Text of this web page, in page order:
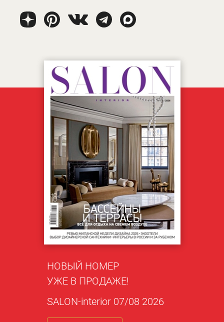
НОВЫЙ НОМЕР
УЖЕ В ПРОДАЖЕ!
SALON-interior 07/08 2026